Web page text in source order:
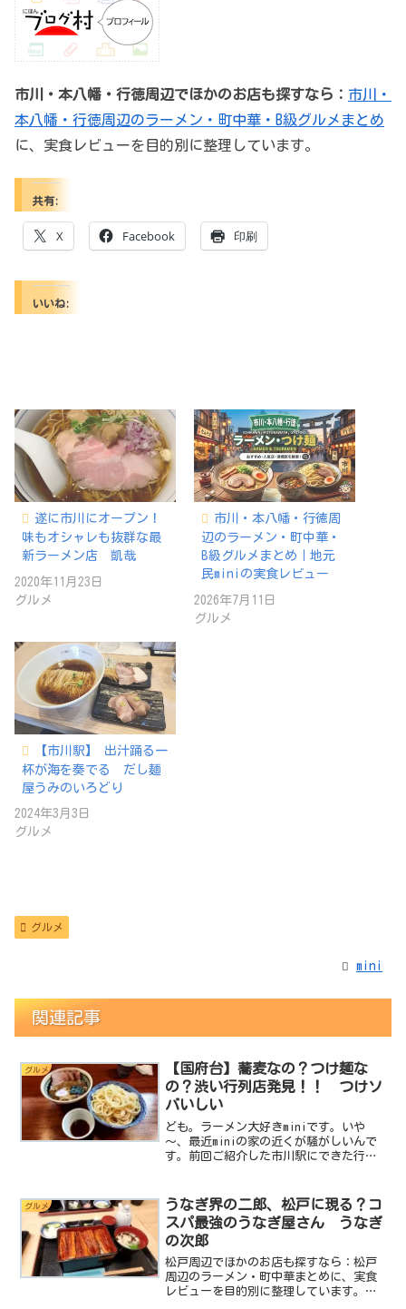
市川・本八幡・行徳周辺でほかのお店も探すなら： 市川・
本八幡・行徳周辺のラーメン・町中華・B級グルメまとめ
に、実食レビューを目的別に整理しています。
共有:
X Facebook 印刷
いいね:
遂に市川にオープン！
味もオシャレも抜群な最
新ラーメン店 凱哉
2020年11月23日
グルメ
市川・本八幡・行徳周
辺のラーメン・町中華・
B級グルメまとめ｜地元
民miniの実食レビュー
2026年7月11日
グルメ
【市川駅】 出汁踊る一
杯が海を奏でる だし麺
屋うみのいろどり
2024年3月3日
グルメ
グルメ
mini
関連記事
グルメ
【国府台】蕎麦なの？つけ麺な
の？渋い行列店発見！！ つけソ
バいしい
ども。ラーメン大好きminiです。いや
～、最近miniの家の近くが騒がしいんで
す。前回ご紹介した市川駅にできた行列
に行列のできるお店ができたんです。出
来たって言っても結...
グルメ
うなぎ界の二郎、松戸に現る？コ
スパ最強のうなぎ屋さん うなぎ
の次郎
松戸周辺でほかのお店も探すなら：松戸
周辺のラーメン・町中華まとめに、実食
レビューを目的別に整理しています。ど